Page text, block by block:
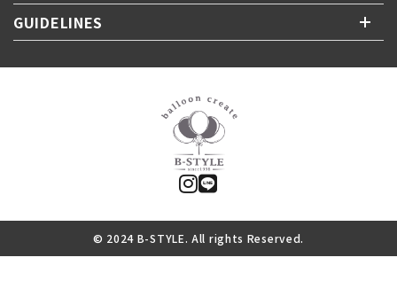
GUIDELINES
© 2024 B-STYLE. All rights Reserved.